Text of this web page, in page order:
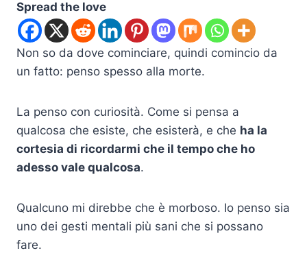
Spread the love
Non so da dove cominciare, quindi comincio da
un fatto: penso spesso alla morte.
La penso con curiosità. Come si pensa a
qualcosa che esiste, che esisterà, e che ha la
cortesia di ricordarmi che il tempo che ho
adesso vale qualcosa.
Qualcuno mi direbbe che è morboso. Io penso sia
uno dei gesti mentali più sani che si possano
fare.